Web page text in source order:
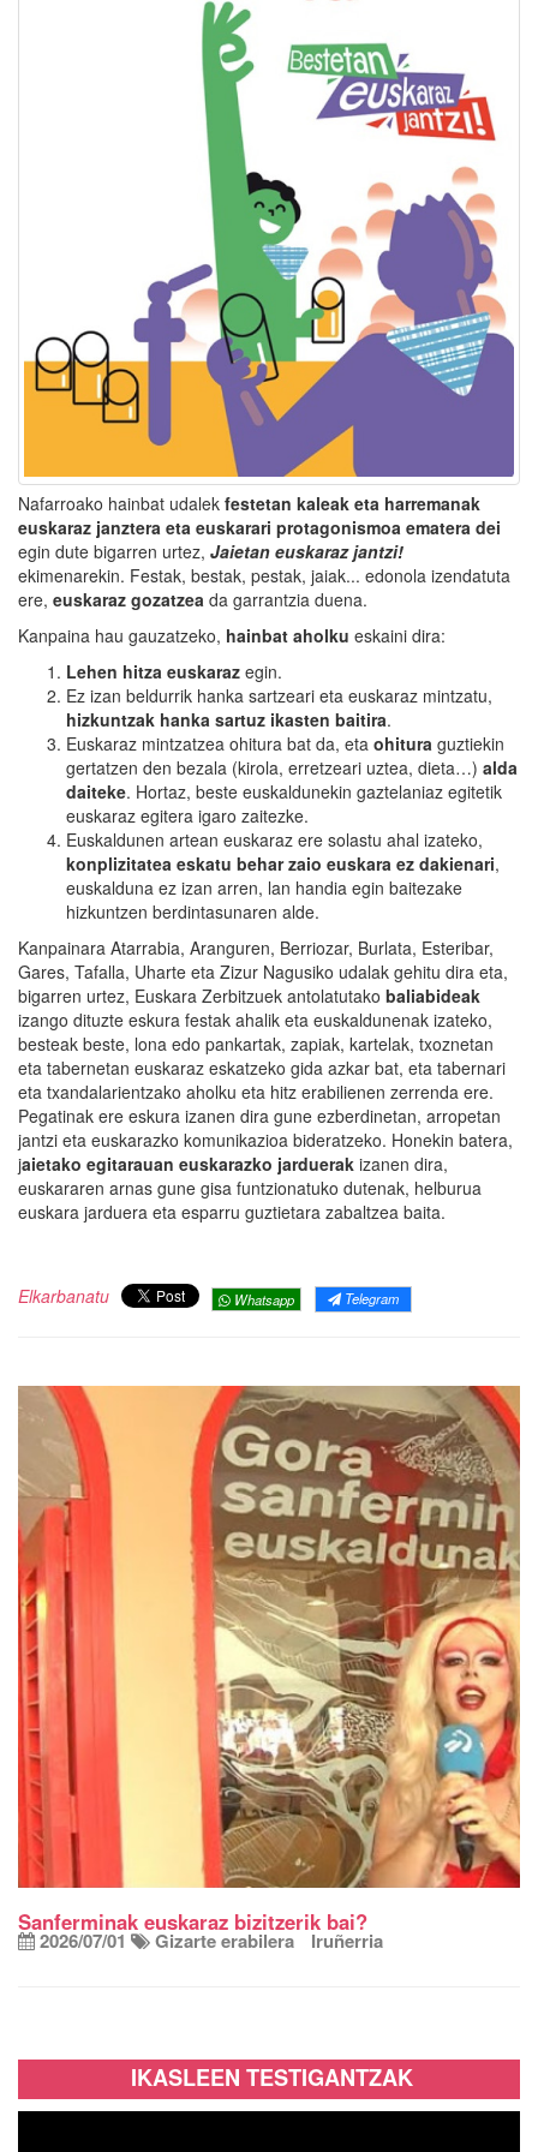
Nafarroako hainbat udalek festetan kaleak eta harremanak
euskaraz janztera eta euskarari protagonismoa ematera dei
egin dute bigarren urtez, Jaietan euskaraz jantzi!
ekimenarekin. Festak, bestak, pestak, jaiak... edonola izendatuta
ere, euskaraz gozatzea da garrantzia duena.
Kanpaina hau gauzatzeko, hainbat aholku eskaini dira:
Lehen hitza euskaraz egin.
Ez izan beldurrik hanka sartzeari eta euskaraz mintzatu,
hizkuntzak hanka sartuz ikasten baitira.
Euskaraz mintzatzea ohitura bat da, eta ohitura guztiekin
gertatzen den bezala (kirola, erretzeari uztea, dieta…) alda
daiteke. Hortaz, beste euskaldunekin gaztelaniaz egitetik
euskaraz egitera igaro zaitezke.
Euskaldunen artean euskaraz ere solastu ahal izateko,
konplizitatea eskatu behar zaio euskara ez dakienari,
euskalduna ez izan arren, lan handia egin baitezake
hizkuntzen berdintasunaren alde.
Kanpainara Atarrabia, Aranguren, Berriozar, Burlata, Esteribar,
Gares, Tafalla, Uharte eta Zizur Nagusiko udalak gehitu dira eta,
bigarren urtez, Euskara Zerbitzuek antolatutako baliabideak
izango dituzte eskura festak ahalik eta euskaldunenak izateko,
besteak beste, lona edo pankartak, zapiak, kartelak, txoznetan
eta tabernetan euskaraz eskatzeko gida azkar bat, eta tabernari
eta txandalarientzako aholku eta hitz erabilienen zerrenda ere.
Pegatinak ere eskura izanen dira gune ezberdinetan, arropetan
jantzi eta euskarazko komunikazioa bideratzeko. Honekin batera,
jaietako egitarauan euskarazko jarduerak izanen dira,
euskararen arnas gune gisa funtzionatuko dutenak, helburua
euskara jarduera eta esparru guztietara zabaltzea baita.
Elkarbanatu Whatsapp Telegram
Sanferminak euskaraz bizitzerik bai?
2026/07/01 Gizarte erabilera Iruñerria
IKASLEEN TESTIGANTZAK